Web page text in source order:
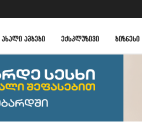
ᲐᲮᲐᲚᲘ ᲐᲛᲑᲔᲑᲘ ᲔᲥᲡᲙᲚᲣᲖᲘᲕᲘ ᲑᲘᲖᲜᲔᲡᲘ